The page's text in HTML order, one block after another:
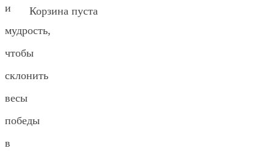
Корзина пуста
и
мудрость,
чтобы
склонить
весы
победы
в